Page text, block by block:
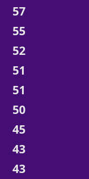
57
55
52
51
51
50
45
43
43